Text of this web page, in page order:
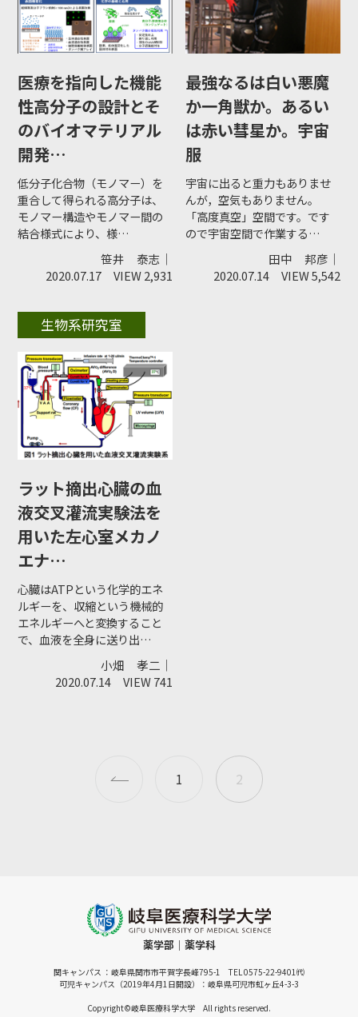
医療を指向した機能
性高分子の設計とそ
のバイオマテリアル
開発…
低分子化合物（モノマー）を
重合して得られる高分子は、
モノマー構造やモノマー間の
結合様式により、様…
笹井 泰志｜
2020.07.17
VIEW 2,931
最強なるは白い悪魔
か一角獣か。あるい
は赤い彗星か。宇宙
服
宇宙に出ると重力もありませ
んが，空気もありません。
「高度真空」空間です。です
ので宇宙空間で作業する…
田中 邦彦｜
2020.07.14
VIEW 5,542
生物系研究室
ラット摘出心臓の血
液交叉灌流実験法を
用いた左心室メカノ
エナ…
心臓はATPという化学的エネ
ルギーを、収縮という機械的
エネルギーへと変換すること
で、血液を全身に送り出…
小畑 孝二｜
2020.07.14
VIEW 741
1 2
薬学部｜薬学科
関キャンパス ：岐阜県関市市平賀字長峰795-1 TEL 0575-22-9401㈹
可児キャンパス（2019年4月1日開設）：岐阜県可児市虹ヶ丘4-3-3
Copyright©岐阜医療科学大学 All rights reserved.